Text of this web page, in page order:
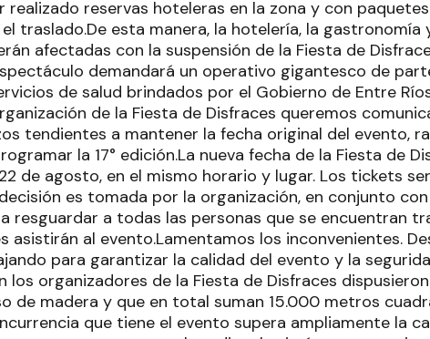
realizado reservas hoteleras en la zona y con
traslado.De esta manera, la hotelería, la
afectadas con la suspensión de la Fiesta de
demandará un operativo gigantesco de
de salud brindados por el Gobierno de Entre
de la Fiesta de Disfraces queremos
tendientes a mantener la fecha original del evento,
la 17° edición.La nueva fecha de la Fiesta de
de agosto, en el mismo horario y lugar. Los tickets
es tomada por la organización, en conjunto
resguardar a todas las personas que se encuentran
asistirán al evento.Lamentamos los inconvenientes.
para garantizar la calidad del evento y la
los organizadores de la Fiesta de Disfraces
de madera y que en total suman 15.000 metros
que tiene el evento supera ampliamente la